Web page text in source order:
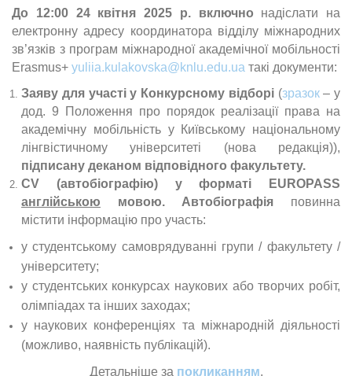
До 12:00 24 квітня 2025 р. включно надіслати на
електронну адресу координатора відділу міжнародних
зв’язків з програм міжнародної академічної мобільності
Erasmus+ yuliia.kulakovska@knlu.edu.ua такі документи:
Заяву для участі у Конкурсному відборі (зразок– у
дод. 9 Положення про порядок реалізації права на
академічну мобільність у Київському національному
лінгвістичному університеті (нова редакція)),
підписану деканом відповідного факультету.
CV (автобіографію) у форматі EUROPASS
англійською мовою. Автобіографія повинна
містити інформацію про участь:
у студентському самоврядуванні групи / факультету /
університету;
у студентських конкурсах наукових або творчих робіт,
олімпіадах та інших заходах;
у наукових конференціях та міжнародній діяльності
(можливо, наявність публікацій).
Детальніше за покликанням.